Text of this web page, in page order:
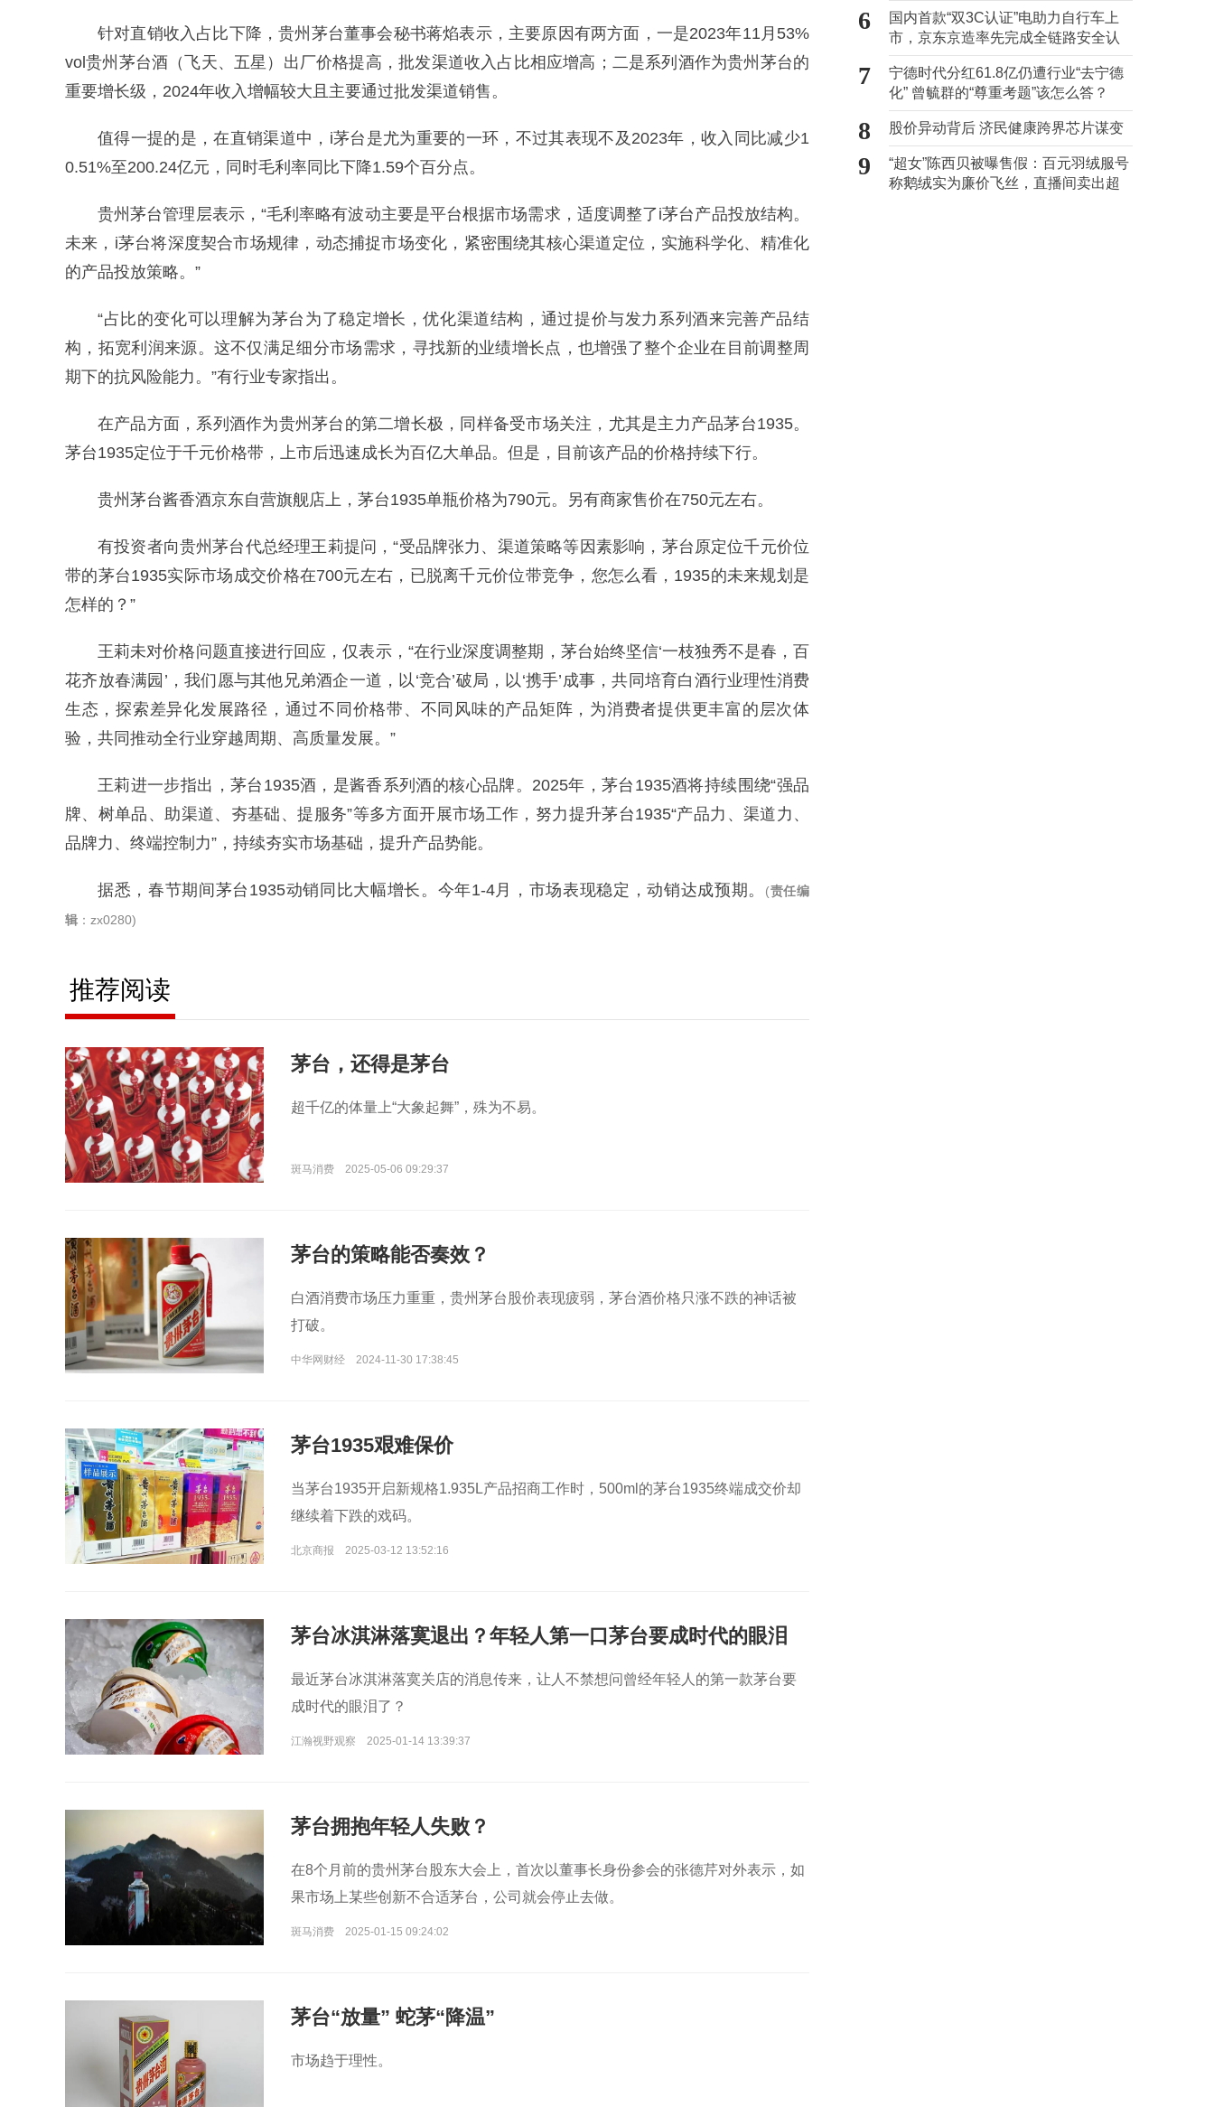
针对直销收入占比下降，贵州茅台董事会秘书蒋焰表示，主要原因有两方面，一是2023年11月53%
vol贵州茅台酒（飞天、五星）出厂价格提高，批发渠道收入占比相应增高；二是系列酒作为贵州茅台的
重要增长级，2024年收入增幅较大且主要通过批发渠道销售。
值得一提的是，在直销渠道中，i茅台是尤为重要的一环，不过其表现不及2023年，收入同比减少1
0.51%至200.24亿元，同时毛利率同比下降1.59个百分点。
贵州茅台管理层表示，“毛利率略有波动主要是平台根据市场需求，适度调整了i茅台产品投放结构。
未来，i茅台将深度契合市场规律，动态捕捉市场变化，紧密围绕其核心渠道定位，实施科学化、精准化
的产品投放策略。”
“占比的变化可以理解为茅台为了稳定增长，优化渠道结构，通过提价与发力系列酒来完善产品结
构，拓宽利润来源。这不仅满足细分市场需求，寻找新的业绩增长点，也增强了整个企业在目前调整周
期下的抗风险能力。”有行业专家指出。
在产品方面，系列酒作为贵州茅台的第二增长极，同样备受市场关注，尤其是主力产品茅台1935。
茅台1935定位于千元价格带，上市后迅速成长为百亿大单品。但是，目前该产品的价格持续下行。
贵州茅台酱香酒京东自营旗舰店上，茅台1935单瓶价格为790元。另有商家售价在750元左右。
有投资者向贵州茅台代总经理王莉提问，“受品牌张力、渠道策略等因素影响，茅台原定位千元价位
带的茅台1935实际市场成交价格在700元左右，已脱离千元价位带竞争，您怎么看，1935的未来规划是
怎样的？”
王莉未对价格问题直接进行回应，仅表示，“在行业深度调整期，茅台始终坚信‘一枝独秀不是春，百
花齐放春满园’，我们愿与其他兄弟酒企一道，以‘竞合’破局，以‘携手’成事，共同培育白酒行业理性消费
生态，探索差异化发展路径，通过不同价格带、不同风味的产品矩阵，为消费者提供更丰富的层次体
验，共同推动全行业穿越周期、高质量发展。”
王莉进一步指出，茅台1935酒，是酱香系列酒的核心品牌。2025年，茅台1935酒将持续围绕“强品
牌、树单品、助渠道、夯基础、提服务”等多方面开展市场工作，努力提升茅台1935“产品力、渠道力、
品牌力、终端控制力”，持续夯实市场基础，提升产品势能。
据悉，春节期间茅台1935动销同比大幅增长。今年1-4月，市场表现稳定，动销达成预期。 (责任编
辑 ：zx0280)
推荐阅读
茅台，还得是茅台
超千亿的体量上“大象起舞”，殊为不易。
斑马消费 2025-05-06 09:29:37
茅台的策略能否奏效？
白酒消费市场压力重重，贵州茅台股价表现疲弱，茅台酒价格只涨不跌的神话被
打破。
中华网财经 2024-11-30 17:38:45
茅台1935艰难保价
当茅台1935开启新规格1.935L产品招商工作时，500ml的茅台1935终端成交价却
继续着下跌的戏码。
北京商报 2025-03-12 13:52:16
茅台冰淇淋落寞退出？年轻人第一口茅台要成时代的眼泪
了？
最近茅台冰淇淋落寞关店的消息传来，让人不禁想问曾经年轻人的第一款茅台要
成时代的眼泪了？
江瀚视野观察 2025-01-14 13:39:37
茅台拥抱年轻人失败？
在8个月前的贵州茅台股东大会上，首次以董事长身份参会的张德芹对外表示，如
果市场上某些创新不合适茅台，公司就会停止去做。
斑马消费 2025-01-15 09:24:02
茅台“放量” 蛇茅“降温”
市场趋于理性。
6
国内首款“双3C认证”电助力自行车上
市，京东京造率先完成全链路安全认
证
7
宁德时代分红61.8亿仍遭行业“去宁德
化” 曾毓群的“尊重考题”该怎么答？
8 股价异动背后 济民健康跨界芯片谋变
9
“超女”陈西贝被曝售假：百元羽绒服号
称鹅绒实为廉价飞丝，直播间卖出超